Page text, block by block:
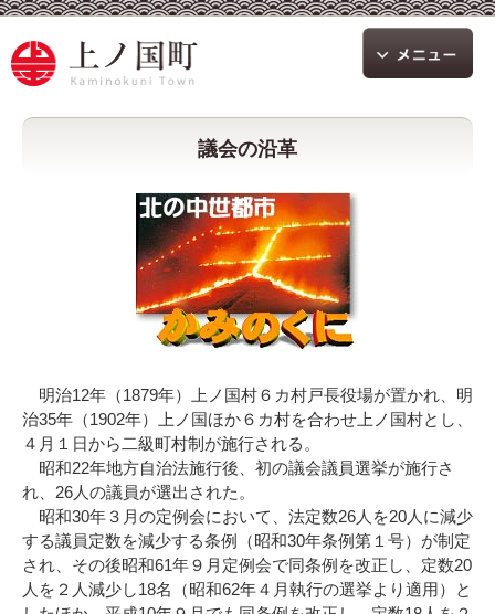
議会の沿革
明治12年（1879年）上ノ国村６カ村戸長役場が置かれ、明
治35年（1902年）上ノ国ほか６カ村を合わせ上ノ国村とし、
４月１日から二級町村制が施行される。
昭和22年地方自治法施行後、初の議会議員選挙が施行さ
れ、26人の議員が選出された。
昭和30年３月の定例会において、法定数26人を20人に減少
する議員定数を減少する条例（昭和30年条例第１号）が制定
され、その後昭和61年９月定例会で同条例を改正し、定数20
人を２人減少し18名（昭和62年４月執行の選挙より適用）と